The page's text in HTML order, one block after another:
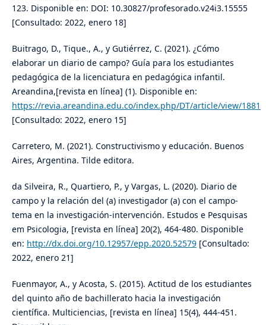
123. Disponible en: DOI: 10.30827/profesorado.v24i3.15555
[Consultado: 2022, enero 18]
Buitrago, D., Tique., A., y Gutiérrez, C. (2021). ¿Cómo
elaborar un diario de campo? Guía para los estudiantes
pedagógica de la licenciatura en pedagógica infantil.
Areandina,[revista en línea] (1). Disponible en:
https://revia.areandina.edu.co/index.php/DT/article/view/1881
[Consultado: 2022, enero 15]
Carretero, M. (2021). Constructivismo y educación. Buenos
Aires, Argentina. Tilde editora.
da Silveira, R., Quartiero, P., y Vargas, L. (2020). Diario de
campo y la relación del (a) investigador (a) con el campo-
tema en la investigación-intervención. Estudos e Pesquisas
em Psicologia, [revista en línea] 20(2), 464-480. Disponible
en: http://dx.doi.org/10.12957/epp.2020.52579[Consultado:
2022, enero 21]
Fuenmayor, A., y Acosta, S. (2015). Actitud de los estudiantes
del quinto año de bachillerato hacia la investigación
científica. Multiciencias, [revista en línea] 15(4), 444-451.